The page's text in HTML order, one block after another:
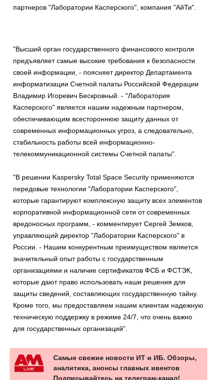
партнеров "Лаборатории Касперского", компания "АйТи".
"Высший орган государственного финансового контроля
предъявляет самые высокие требования к безопасности
своей информации, - поясняет директор Департамента
информатизации Счетной палаты Российской Федерации
Владимир Игоревич Бескровный. - "Лаборатория
Касперского" является нашим надежным партнером,
обеспечивающим всестороннюю защиту данных от
современных информационных угроз, а следовательно,
стабильность работы всей информационно-
телекоммуникационной системы Счетной палаты".
"В решении Kaspersky Total Space Security применяются
передовые технологии "Лаборатории Касперского",
которые гарантируют комплексную защиту всех элементов
корпоративной информационной сети от современных
вредоносных программ, - комментирует Сергей Земков,
управляющий директор "Лаборатории Касперского" в
России. - Нашим конкурентным преимуществом является
значительный опыт работы с государственным
организациями и наличие сертификатов ФСБ и ФСТЭК,
которые дают право использовать наши решения для
защиты сведений, составляющих государственную тайну.
Кроме того, мы предоставляем нашим клиентам надежную
техническую поддержку в режиме 24/7, что очень важно
для государственных организаций".
Самые свежие новости ИТ и ИБ. Обзоры,
аналитика, анонсы главных ивентов
Подписывайтесь на телеграм-канал!